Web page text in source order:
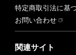
特定商取引法に基
お問い合わせ
関連サイト